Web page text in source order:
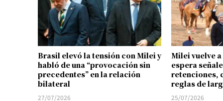
Brasil elevó la tensión con Milei y
habló de una “provocación sin
precedentes” en la relación
bilateral
27/07/2026
Milei vuelve
espera
retenciones,
reglas de
25/07/2026